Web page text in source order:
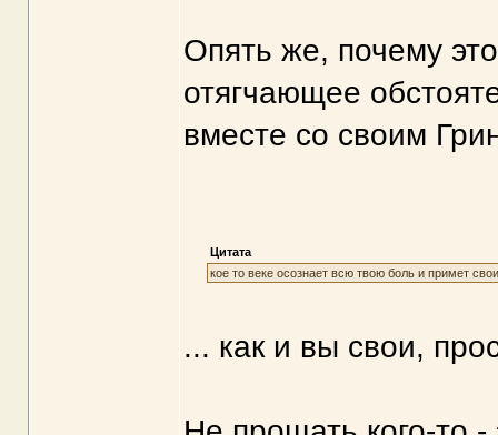
Опять же, почему
отягчающее
вместе со своим
Цитата
кое то веке осознает всю твою боль и примет
... как и вы свои,